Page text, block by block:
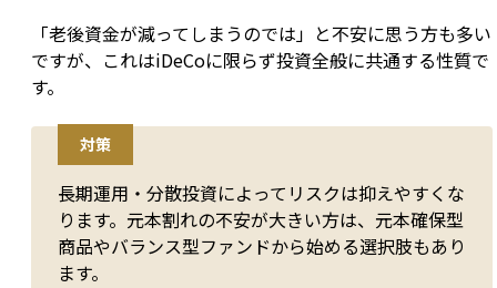
「老後資金が減ってしまうのでは」と不安に思う方も多い
ですが、これはiDeCoに限らず投資全般に共通する性質で
す。
対策
長期運用・分散投資によってリスクは抑えやすくな
ります。元本割れの不安が大きい方は、元本確保型
商品やバランス型ファンドから始める選択肢もあり
ます。